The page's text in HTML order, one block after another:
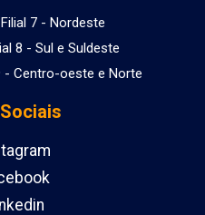
7 - Nordeste
8 - Sul e Suldeste
- Centro-oeste e Norte